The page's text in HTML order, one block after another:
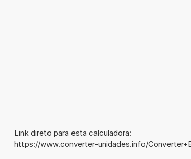
Link direto para esta calculadora:
https://www.converter-unidades.info/